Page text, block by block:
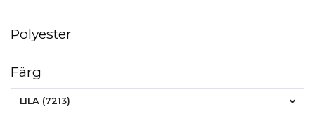
Polyester
Färg
LILA (7213)